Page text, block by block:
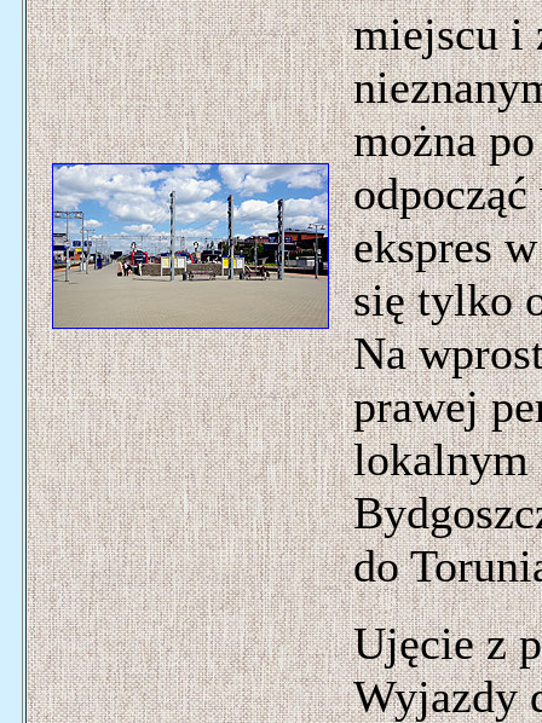
miejscu i
można
ekspres
się tylko
Na
prawej
lokalnym
do
Ujęcie z
Wyjazdy